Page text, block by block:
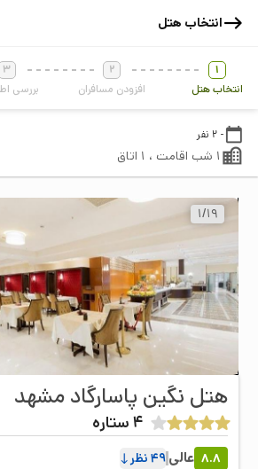
انتخاب هتل
1
انتخاب هتل
2
افزودن مسافران
3
بررسی
- 2 نفر
1 شب اقامت ، 1 اتاق
19
/
1
هتل نگین پاسارگاد مشهد
4ستاره
8.8 عالی49 نظر